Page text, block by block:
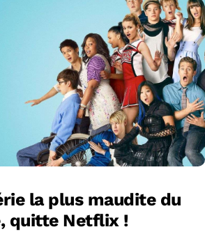
la plus maudite du
quitte Netflix !